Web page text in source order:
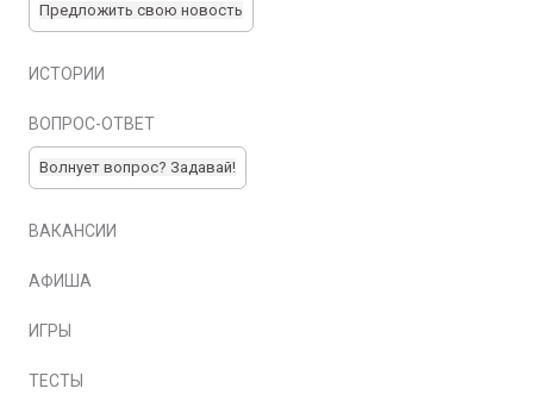
Предложить свою новость
ИСТОРИИ
ВОПРОС-ОТВЕТ
Волнует вопрос? Задавай!
ВАКАНСИИ
АФИША
ИГРЫ
ТЕСТЫ